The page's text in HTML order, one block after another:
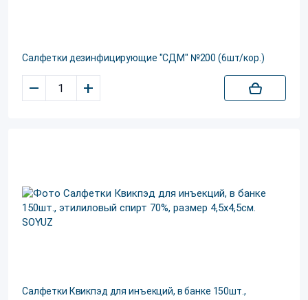
Салфетки дезинфицирующие "СДМ" №200 (6шт/кор.)
– +
Салфетки Квикпэд для инъекций, в банке 150шт.,